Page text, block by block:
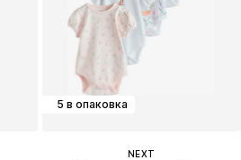
5 в опаковка
NEXT